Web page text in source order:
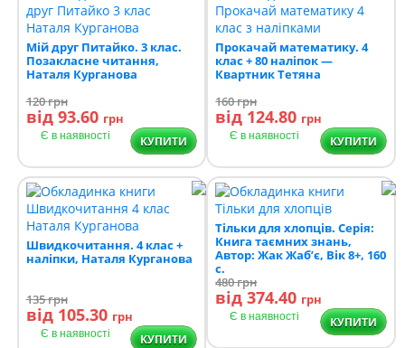
Мій друг Питайко. 3 клас.
Позакласне читання,
Наталя Курганова
120грн
від 93.60 грн
Є в наявності КУПИТИ
Прокачай математику. 4
клас + 80 наліпок —
Квартник Тетяна
160грн
від 124.80 грн
Є в наявності КУПИТИ
Швидкочитання. 4 клас +
наліпки, Наталя Курганова
135грн
від 105.30 грн
Є в наявності КУПИТИ
Тільки для хлопців. Серія:
Книга таємних знань,
Автор: Жак Жаб’є, Вік 8+, 160
с.
480грн
від 374.40 грн
Є в наявності КУПИТИ